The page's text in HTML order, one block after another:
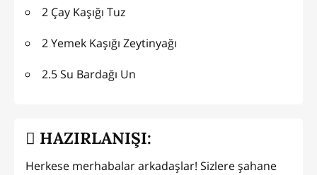
2 Çay Kaşığı Tuz
2 Yemek Kaşığı Zeytinyağı
2.5 Su Bardağı Un
HAZIRLANIŞI:
Herkese merhabalar arkadaşlar! Sizlere şahane